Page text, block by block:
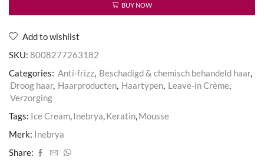
Mousse
BUY NOW
Add to wishlist
SKU: 8008277263182
Categories: Anti-frizz, Beschadigd & chemisch behandeld haar,
Droog haar, Haarproducten, Haartypen, Leave-in Crème,
Verzorging
Tags: Ice Cream,Inebrya,Keratin,Mousse
Merk: Inebrya
Share: